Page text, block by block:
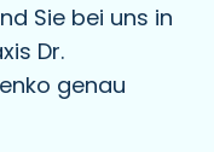
Sie bei uns in
Dr.
genau